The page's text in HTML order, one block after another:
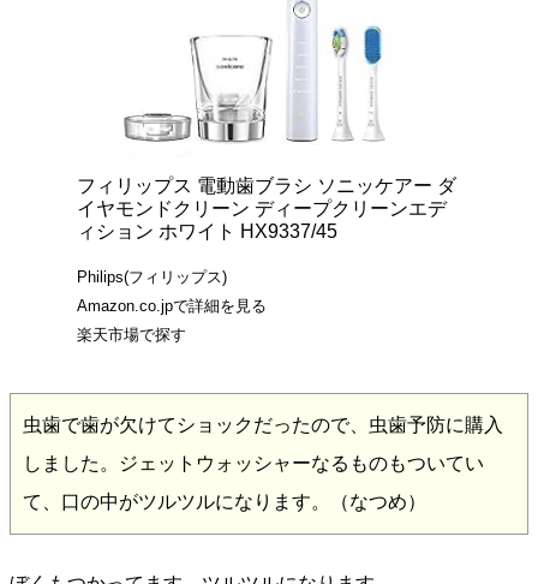
フィリップス 電動歯ブラシ ソニッケアー ダ
イヤモンドクリーン ディープクリーンエデ
ィション ホワイト HX9337/45
Philips(フィリップス)
Amazon.co.jpで詳細を見る
楽天市場で探す
虫歯で歯が欠けてショックだったので、虫歯予防に購入
しました。ジェットウォッシャーなるものもついてい
て、口の中がツルツルになります。（なつめ）